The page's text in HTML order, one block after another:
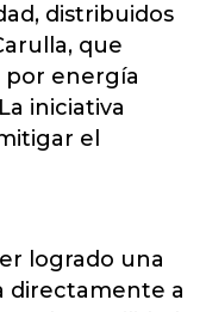
distribuidos
que
energía
iniciativa
el
logrado una
directamente a